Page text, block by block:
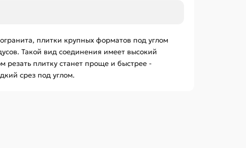
плитки крупных форматов под углом
Такой вид соединения имеет высокий
резать плитку станет проще и быстрее -
срез под углом.